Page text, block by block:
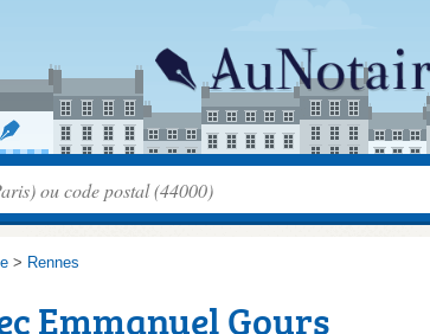
> Rennes
Emmanuel Gours